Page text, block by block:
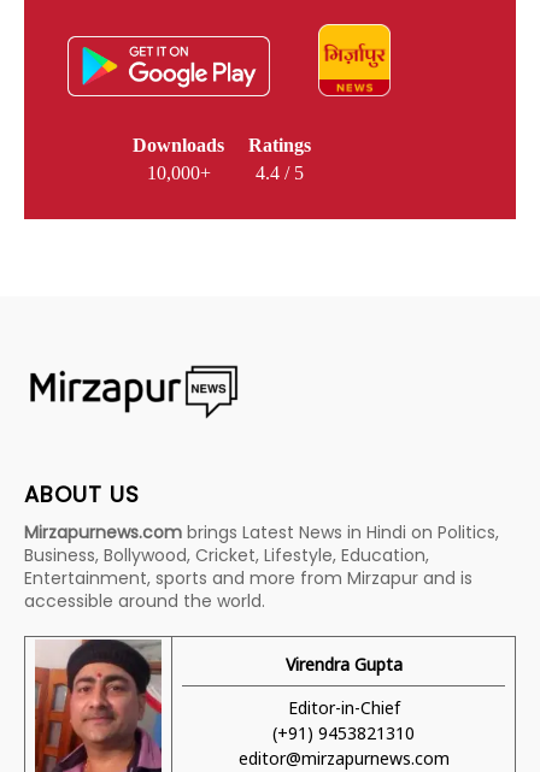
Downloads
10,000+
Ratings
4.4 / 5
ABOUT US
Mirzapurnews.com brings Latest News in Hindi on Politics,
Business, Bollywood, Cricket, Lifestyle, Education,
Entertainment, sports and more from Mirzapur and is
accessible around the world.
Virendra Gupta
Editor-in-Chief
(+91) 9453821310
editor@mirzapurnews.com